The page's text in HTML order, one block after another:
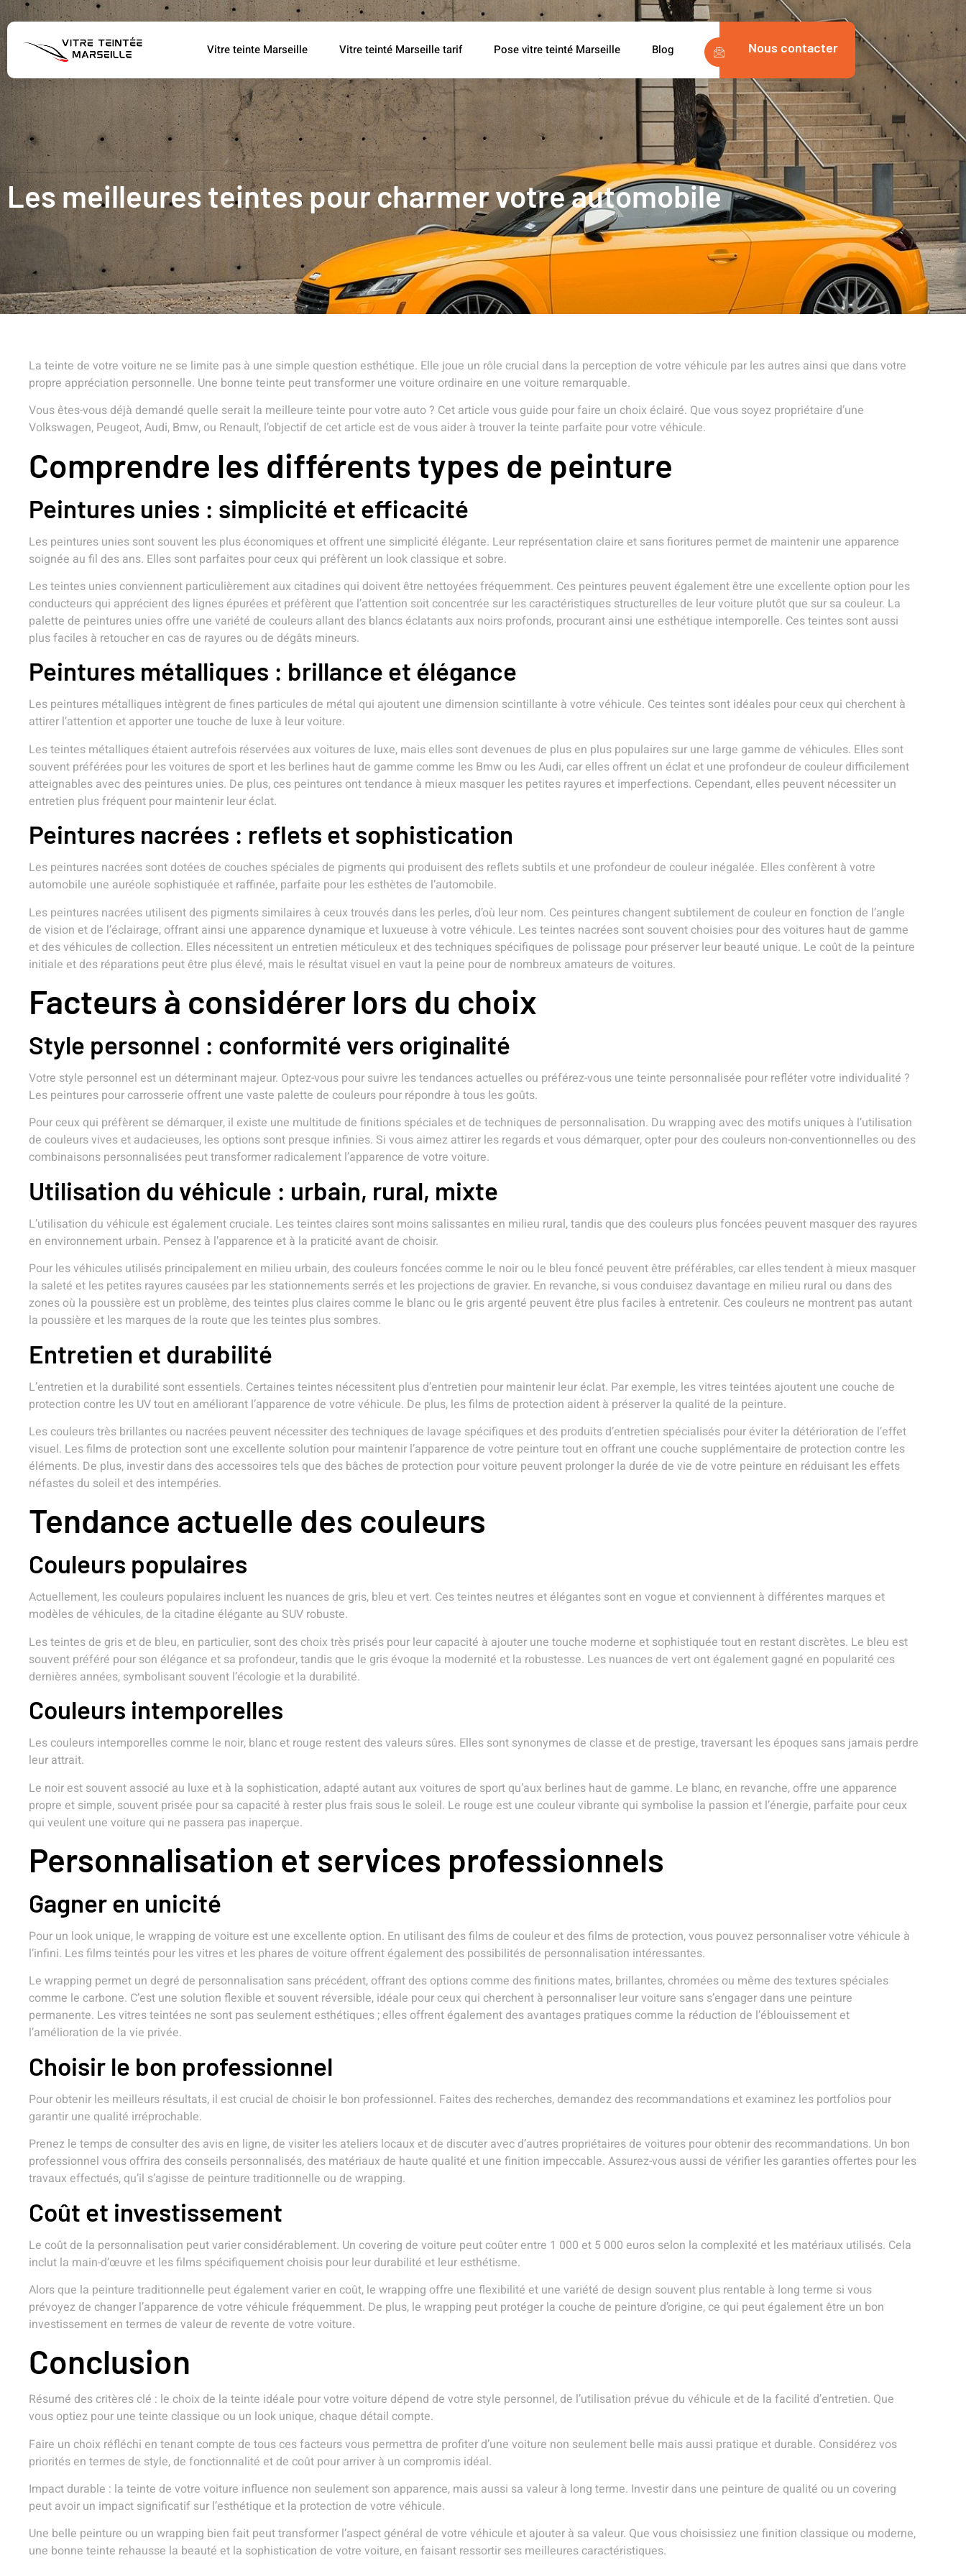
Vitre teinte Marseille Vitre teinté Marseille tarif Pose vitre teinté Marseille Blog Nous contacter
Les meilleures teintes pour charmer votre automobile
La teinte de votre voiture ne se limite pas à une simple question esthétique. Elle joue un rôle crucial dans la perception de votre véhicule par les autres ainsi que dans votre
propre appréciation personnelle. Une bonne teinte peut transformer une voiture ordinaire en une voiture remarquable.
Vous êtes-vous déjà demandé quelle serait la meilleure teinte pour votre auto ? Cet article vous guide pour faire un choix éclairé. Que vous soyez propriétaire d’une
Volkswagen, Peugeot, Audi, Bmw, ou Renault, l’objectif de cet article est de vous aider à trouver la teinte parfaite pour votre véhicule.
Comprendre les différents types de peinture
Peintures unies : simplicité et efficacité
Les peintures unies sont souvent les plus économiques et offrent une simplicité élégante. Leur représentation claire et sans fioritures permet de maintenir une apparence
soignée au fil des ans. Elles sont parfaites pour ceux qui préfèrent un look classique et sobre.
Les teintes unies conviennent particulièrement aux citadines qui doivent être nettoyées fréquemment. Ces peintures peuvent également être une excellente option pour les
conducteurs qui apprécient des lignes épurées et préfèrent que l’attention soit concentrée sur les caractéristiques structurelles de leur voiture plutôt que sur sa couleur. La
palette de peintures unies offre une variété de couleurs allant des blancs éclatants aux noirs profonds, procurant ainsi une esthétique intemporelle. Ces teintes sont aussi
plus faciles à retoucher en cas de rayures ou de dégâts mineurs.
Peintures métalliques : brillance et élégance
Les peintures métalliques intègrent de fines particules de métal qui ajoutent une dimension scintillante à votre véhicule. Ces teintes sont idéales pour ceux qui cherchent à
attirer l’attention et apporter une touche de luxe à leur voiture.
Les teintes métalliques étaient autrefois réservées aux voitures de luxe, mais elles sont devenues de plus en plus populaires sur une large gamme de véhicules. Elles sont
souvent préférées pour les voitures de sport et les berlines haut de gamme comme les Bmw ou les Audi, car elles offrent un éclat et une profondeur de couleur difficilement
atteignables avec des peintures unies. De plus, ces peintures ont tendance à mieux masquer les petites rayures et imperfections. Cependant, elles peuvent nécessiter un
entretien plus fréquent pour maintenir leur éclat.
Peintures nacrées : reflets et sophistication
Les peintures nacrées sont dotées de couches spéciales de pigments qui produisent des reflets subtils et une profondeur de couleur inégalée. Elles confèrent à votre
automobile une auréole sophistiquée et raffinée, parfaite pour les esthètes de l’automobile.
Les peintures nacrées utilisent des pigments similaires à ceux trouvés dans les perles, d’où leur nom. Ces peintures changent subtilement de couleur en fonction de l’angle
de vision et de l’éclairage, offrant ainsi une apparence dynamique et luxueuse à votre véhicule. Les teintes nacrées sont souvent choisies pour des voitures haut de gamme
et des véhicules de collection. Elles nécessitent un entretien méticuleux et des techniques spécifiques de polissage pour préserver leur beauté unique. Le coût de la peinture
initiale et des réparations peut être plus élevé, mais le résultat visuel en vaut la peine pour de nombreux amateurs de voitures.
Facteurs à considérer lors du choix
Style personnel : conformité vers originalité
Votre style personnel est un déterminant majeur. Optez-vous pour suivre les tendances actuelles ou préférez-vous une teinte personnalisée pour refléter votre individualité ?
Les peintures pour carrosserie offrent une vaste palette de couleurs pour répondre à tous les goûts.
Pour ceux qui préfèrent se démarquer, il existe une multitude de finitions spéciales et de techniques de personnalisation. Du wrapping avec des motifs uniques à l’utilisation
de couleurs vives et audacieuses, les options sont presque infinies. Si vous aimez attirer les regards et vous démarquer, opter pour des couleurs non-conventionnelles ou des
combinaisons personnalisées peut transformer radicalement l’apparence de votre voiture.
Utilisation du véhicule : urbain, rural, mixte
L’utilisation du véhicule est également cruciale. Les teintes claires sont moins salissantes en milieu rural, tandis que des couleurs plus foncées peuvent masquer des rayures
en environnement urbain. Pensez à l’apparence et à la praticité avant de choisir.
Pour les véhicules utilisés principalement en milieu urbain, des couleurs foncées comme le noir ou le bleu foncé peuvent être préférables, car elles tendent à mieux masquer
la saleté et les petites rayures causées par les stationnements serrés et les projections de gravier. En revanche, si vous conduisez davantage en milieu rural ou dans des
zones où la poussière est un problème, des teintes plus claires comme le blanc ou le gris argenté peuvent être plus faciles à entretenir. Ces couleurs ne montrent pas autant
la poussière et les marques de la route que les teintes plus sombres.
Entretien et durabilité
L’entretien et la durabilité sont essentiels. Certaines teintes nécessitent plus d’entretien pour maintenir leur éclat. Par exemple, les vitres teintées ajoutent une couche de
protection contre les UV tout en améliorant l’apparence de votre véhicule. De plus, les films de protection aident à préserver la qualité de la peinture.
Les couleurs très brillantes ou nacrées peuvent nécessiter des techniques de lavage spécifiques et des produits d’entretien spécialisés pour éviter la détérioration de l’effet
visuel. Les films de protection sont une excellente solution pour maintenir l’apparence de votre peinture tout en offrant une couche supplémentaire de protection contre les
éléments. De plus, investir dans des accessoires tels que des bâches de protection pour voiture peuvent prolonger la durée de vie de votre peinture en réduisant les effets
néfastes du soleil et des intempéries.
Tendance actuelle des couleurs
Couleurs populaires
Actuellement, les couleurs populaires incluent les nuances de gris, bleu et vert. Ces teintes neutres et élégantes sont en vogue et conviennent à différentes marques et
modèles de véhicules, de la citadine élégante au SUV robuste.
Les teintes de gris et de bleu, en particulier, sont des choix très prisés pour leur capacité à ajouter une touche moderne et sophistiquée tout en restant discrètes. Le bleu est
souvent préféré pour son élégance et sa profondeur, tandis que le gris évoque la modernité et la robustesse. Les nuances de vert ont également gagné en popularité ces
dernières années, symbolisant souvent l’écologie et la durabilité.
Couleurs intemporelles
Les couleurs intemporelles comme le noir, blanc et rouge restent des valeurs sûres. Elles sont synonymes de classe et de prestige, traversant les époques sans jamais perdre
leur attrait.
Le noir est souvent associé au luxe et à la sophistication, adapté autant aux voitures de sport qu’aux berlines haut de gamme. Le blanc, en revanche, offre une apparence
propre et simple, souvent prisée pour sa capacité à rester plus frais sous le soleil. Le rouge est une couleur vibrante qui symbolise la passion et l’énergie, parfaite pour ceux
qui veulent une voiture qui ne passera pas inaperçue.
Personnalisation et services professionnels
Gagner en unicité
Pour un look unique, le wrapping de voiture est une excellente option. En utilisant des films de couleur et des films de protection, vous pouvez personnaliser votre véhicule à
l’infini. Les films teintés pour les vitres et les phares de voiture offrent également des possibilités de personnalisation intéressantes.
Le wrapping permet un degré de personnalisation sans précédent, offrant des options comme des finitions mates, brillantes, chromées ou même des textures spéciales
comme le carbone. C’est une solution flexible et souvent réversible, idéale pour ceux qui cherchent à personnaliser leur voiture sans s’engager dans une peinture
permanente. Les vitres teintées ne sont pas seulement esthétiques ; elles offrent également des avantages pratiques comme la réduction de l’éblouissement et
l’amélioration de la vie privée.
Choisir le bon professionnel
Pour obtenir les meilleurs résultats, il est crucial de choisir le bon professionnel. Faites des recherches, demandez des recommandations et examinez les portfolios pour
garantir une qualité irréprochable.
Prenez le temps de consulter des avis en ligne, de visiter les ateliers locaux et de discuter avec d’autres propriétaires de voitures pour obtenir des recommandations. Un bon
professionnel vous offrira des conseils personnalisés, des matériaux de haute qualité et une finition impeccable. Assurez-vous aussi de vérifier les garanties offertes pour les
travaux effectués, qu’il s’agisse de peinture traditionnelle ou de wrapping.
Coût et investissement
Le coût de la personnalisation peut varier considérablement. Un covering de voiture peut coûter entre 1 000 et 5 000 euros selon la complexité et les matériaux utilisés. Cela
inclut la main-d’œuvre et les films spécifiquement choisis pour leur durabilité et leur esthétisme.
Alors que la peinture traditionnelle peut également varier en coût, le wrapping offre une flexibilité et une variété de design souvent plus rentable à long terme si vous
prévoyez de changer l’apparence de votre véhicule fréquemment. De plus, le wrapping peut protéger la couche de peinture d’origine, ce qui peut également être un bon
investissement en termes de valeur de revente de votre voiture.
Conclusion
Résumé des critères clé : le choix de la teinte idéale pour votre voiture dépend de votre style personnel, de l’utilisation prévue du véhicule et de la facilité d’entretien. Que
vous optiez pour une teinte classique ou un look unique, chaque détail compte.
Faire un choix réfléchi en tenant compte de tous ces facteurs vous permettra de profiter d’une voiture non seulement belle mais aussi pratique et durable. Considérez vos
priorités en termes de style, de fonctionnalité et de coût pour arriver à un compromis idéal.
Impact durable : la teinte de votre voiture influence non seulement son apparence, mais aussi sa valeur à long terme. Investir dans une peinture de qualité ou un covering
peut avoir un impact significatif sur l’esthétique et la protection de votre véhicule.
Une belle peinture ou un wrapping bien fait peut transformer l’aspect général de votre véhicule et ajouter à sa valeur. Que vous choisissiez une finition classique ou moderne,
une bonne teinte rehausse la beauté et la sophistication de votre voiture, en faisant ressortir ses meilleures caractéristiques.